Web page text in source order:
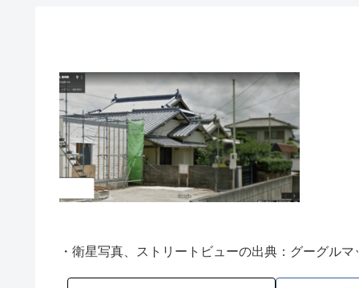
・衛星写真、ストリートビューの出典：グーグルマ